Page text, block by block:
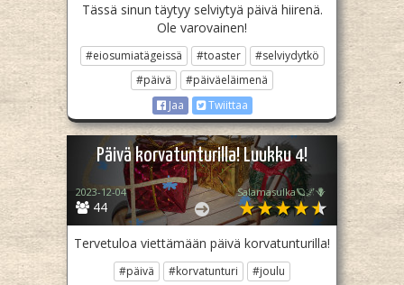
Tässä sinun täytyy selviytyä päivä hiirenä.
Ole varovainen!
#eiosumiatägeissä #toaster
#selviydytkö
#päivä
#päiväeläimenä
Jaa
Twiittaa
Päivä korvatunturilla! Luukku 4!
44
2023-12-04 Salamasulka🪐🌌🪻
Tervetuloa viettämään päivä korvatunturilla!
#päivä #korvatunturi
#joulu